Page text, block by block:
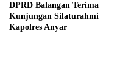
DPRD Balangan Terima
Kunjungan Silaturahmi
Kapolres Anyar